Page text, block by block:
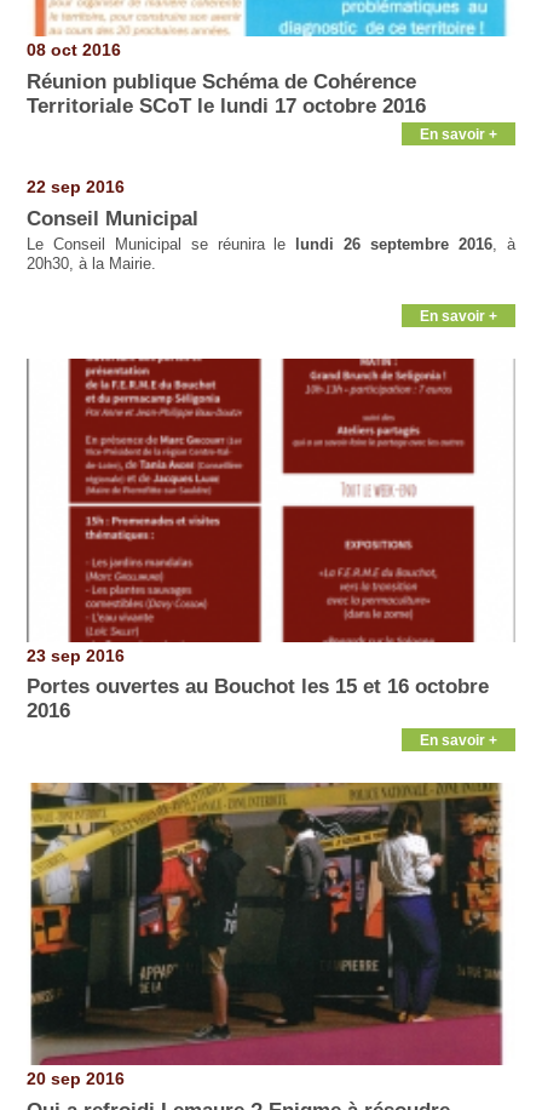
08 oct 2016
Réunion publique Schéma de Cohérence
Territoriale SCoT le lundi 17 octobre 2016
En savoir +
22 sep 2016
Conseil Municipal
Le Conseil Municipal se réunira le lundi 26 septembre 2016 , à
20h30, à la Mairie.
En savoir +
23 sep 2016
Portes ouvertes au Bouchot les 15 et 16 octobre
2016
En savoir +
20 sep 2016